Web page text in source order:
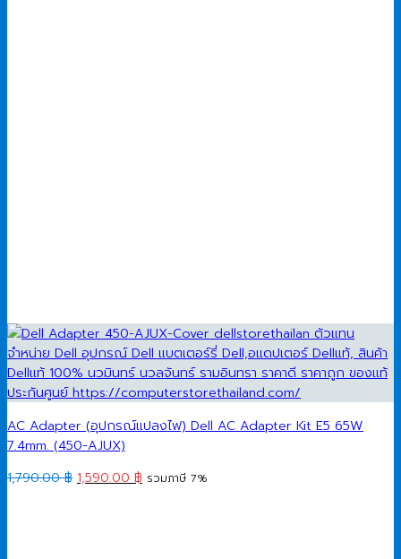
AC Adapter (อุปกรณ์แปลงไฟ) Dell AC Adapter Kit E5 65W
7.4mm. (450-AJUX)
1,790.00฿ Original
1,590.00 ฿ Current
รวมภาษี 7%